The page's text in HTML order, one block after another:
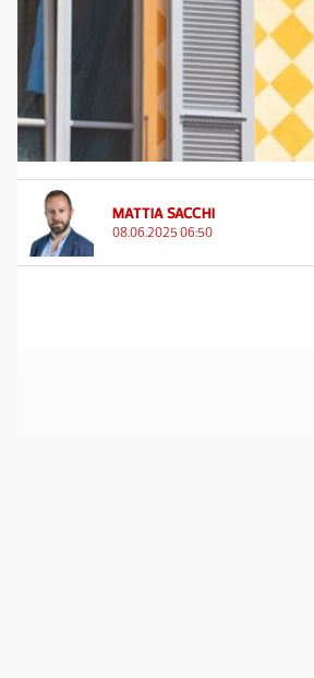
MATTIA SACCHI
08.06.2025 06:50